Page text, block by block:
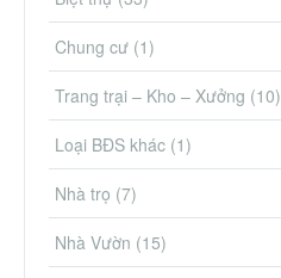
Chung cư (1)
Trang trại – Kho – Xưởng (10)
Loại BĐS khác (1)
Nhà trọ (7)
Nhà Vườn (15)